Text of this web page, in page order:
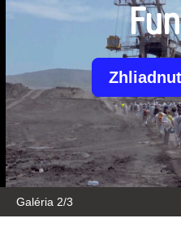
Galéria 2/3